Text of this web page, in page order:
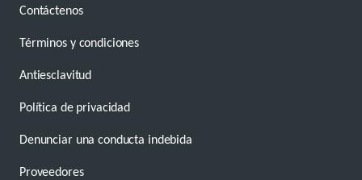
Contáctenos
Términos y condiciones
Antiesclavitud
Política de privacidad
Denunciar una conducta indebida
Proveedores